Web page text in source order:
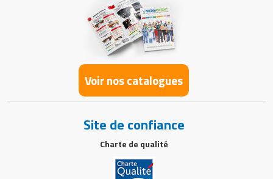
Voir nos catalogues
Site de confiance
Charte de qualité